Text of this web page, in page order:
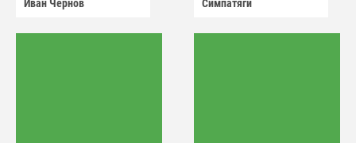
Иван Чернов Симпатяги